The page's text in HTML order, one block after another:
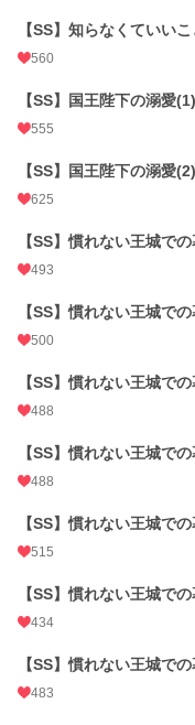
【SS】知らなくていい
560
【SS】国王陛下の溺愛(1)
555
【SS】国王陛下の溺愛(2)
625
【SS】慣れない王城で
493
【SS】慣れない王城で
500
【SS】慣れない王城で
488
【SS】慣れない王城で
488
【SS】慣れない王城で
515
【SS】慣れない王城で
434
【SS】慣れない王城で
483